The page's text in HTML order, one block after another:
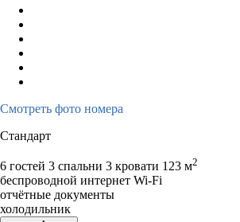
Смотреть фото номера
Стандарт
6 гостей 3 спальни 3 кровати 123 м2
беспроводной интернет Wi-Fi
отчётные документы
холодильник